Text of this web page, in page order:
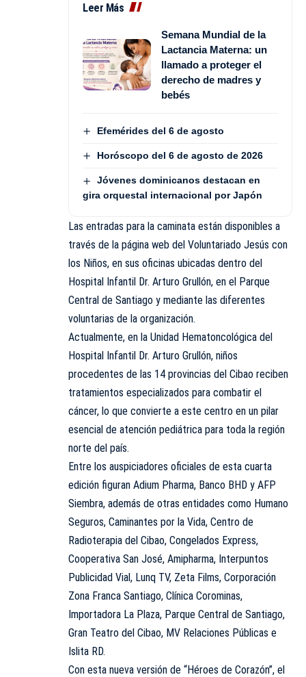
Leer Más
Semana Mundial de la
Lactancia Materna: un
llamado a proteger el
derecho de madres y
bebés
Efemérides del 6 de agosto
Horóscopo del 6 de agosto de 2026
Jóvenes dominicanos destacan en
gira orquestal internacional por Japón
Las entradas para la caminata están disponibles a
través de la página web del Voluntariado Jesús con
los Niños, en sus oficinas ubicadas dentro del
Hospital Infantil Dr. Arturo Grullón, en el Parque
Central de Santiago y mediante las diferentes
voluntarias de la organización.
Actualmente, en la Unidad Hematoncológica del
Hospital Infantil Dr. Arturo Grullón, niños
procedentes de las 14 provincias del Cibao reciben
tratamientos especializados para combatir el
cáncer, lo que convierte a este centro en un pilar
esencial de atención pediátrica para toda la región
norte del país.
Entre los auspiciadores oficiales de esta cuarta
edición figuran Adium Pharma, Banco BHD y AFP
Siembra, además de otras entidades como Humano
Seguros, Caminantes por la Vida, Centro de
Radioterapia del Cibao, Congelados Express,
Cooperativa San José, Amipharma, Interpuntos
Publicidad Vial, Lunq TV, Zeta Films, Corporación
Zona Franca Santiago, Clínica Corominas,
Importadora La Plaza, Parque Central de Santiago,
Gran Teatro del Cibao, MV Relaciones Públicas e
Islita RD.
Con esta nueva versión de “Héroes de Corazón”, el